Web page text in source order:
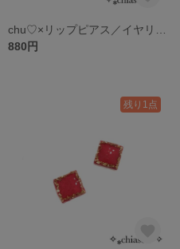
880円
残り1点